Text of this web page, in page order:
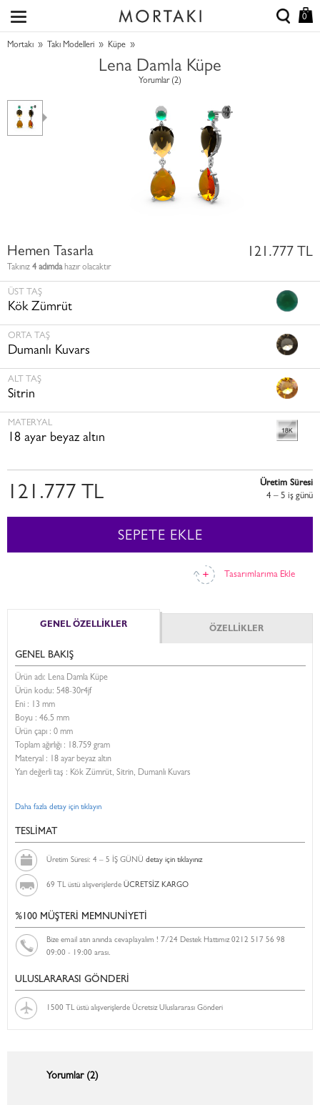
0
Mortakı » Takı Modelleri » Küpe »
Lena Damla Küpe
Yorumlar (2)
Hemen Tasarla
Takınız 4 adımdahazır olacaktır
121.777 TL
ÜST TAŞ
Kök Zümrüt
ORTA TAŞ
Dumanlı Kuvars
ALT TAŞ
Sitrin
MATERYAL
18 ayar beyaz altın
Tasarımlarıma Ekle
121.777 TL
Üretim Süresi
4 – 5 i̇ş günü
SEPETE EKLE
GENEL ÖZELLİKLER ÖZELLİKLER
GENEL BAKIŞ
Ürün adı: Lena Damla Küpe
Ürün kodu: 548-30r4jf
Eni : 13 mm
Boyu : 46.5 mm
Ürün çapı : 0 mm
Toplam ağırlığı : 18.759 gram
Materyal : 18 ayar beyaz altın
Yarı değerli taş : Kök Zümrüt, Sitrin, Dumanlı Kuvars
Daha fazla detay için tıklayın
TESLİMAT
Üretim Süresi: 4 – 5 İŞ GÜNÜ detay için tıklayınız
69 TL üstü alışverişlerde ÜCRETSİZ KARGO
%100 MÜŞTERİ MEMNUNİYETİ
Bize email atın anında cevaplayalım ! 7/24 Destek Hattımız 0212 517 56 98
09:00 - 19:00 arası.
ULUSLARARASI GÖNDERİ
1500 TL üstü alışverişlerde Ücretsiz Uluslararası Gönderi
Yorumlar (2)